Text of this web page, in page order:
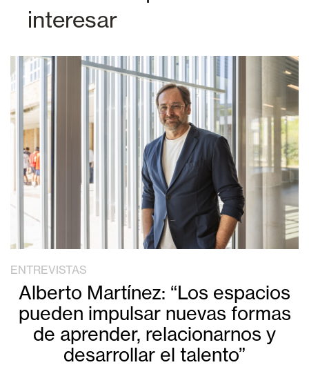
interesar
ENTREVISTAS
Alberto Martínez: “Los espacios
pueden impulsar nuevas formas
de aprender, relacionarnos y
desarrollar el talento”